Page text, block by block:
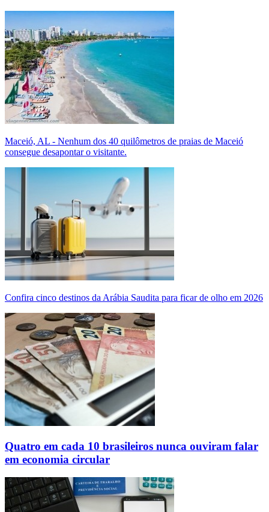
Maceió, AL - Nenhum dos 40 quilômetros de praias de Maceió
consegue desapontar o visitante.
Confira cinco destinos da Arábia Saudita para ficar de olho em 2026
Quatro em cada 10 brasileiros nunca ouviram falar
em economia circular